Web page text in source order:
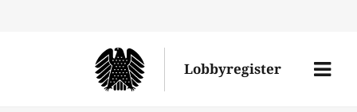
Lobbyregister
Menü